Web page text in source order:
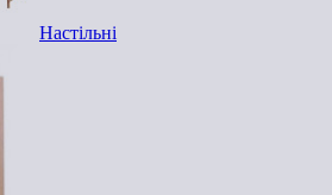
Настільні